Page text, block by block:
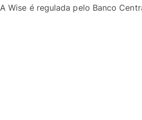
A Wise é regulada pelo Banco